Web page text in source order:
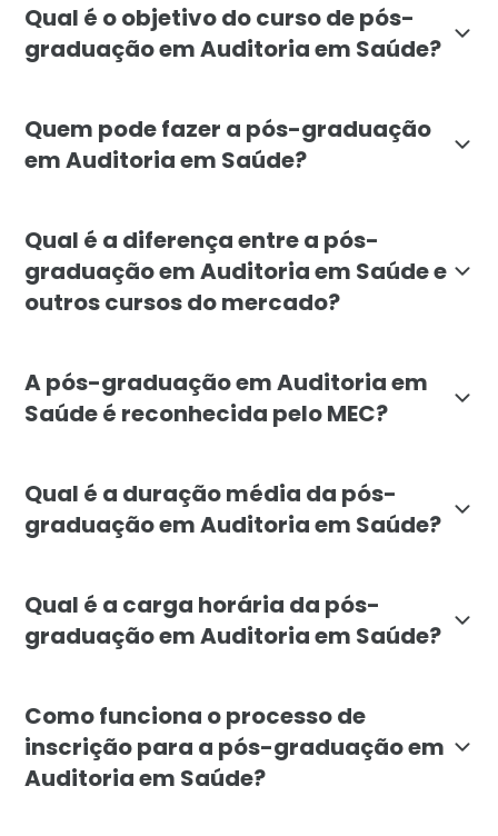
Qual é o objetivo do curso de pós-
graduação em Auditoria em Saúde?
Quem pode fazer a pós-graduação
em Auditoria em Saúde?
Qual é a diferença entre a pós-
graduação em Auditoria em Saúde e
outros cursos do mercado?
A pós-graduação em Auditoria em
Saúde é reconhecida pelo MEC?
Qual é a duração média da pós-
graduação em Auditoria em Saúde?
Qual é a carga horária da pós-
graduação em Auditoria em Saúde?
Como funciona o processo de
inscrição para a pós-graduação em
Auditoria em Saúde?